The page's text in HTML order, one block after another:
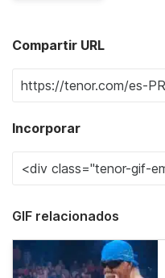
Compartir URL
Incorporar
GIF relacionados